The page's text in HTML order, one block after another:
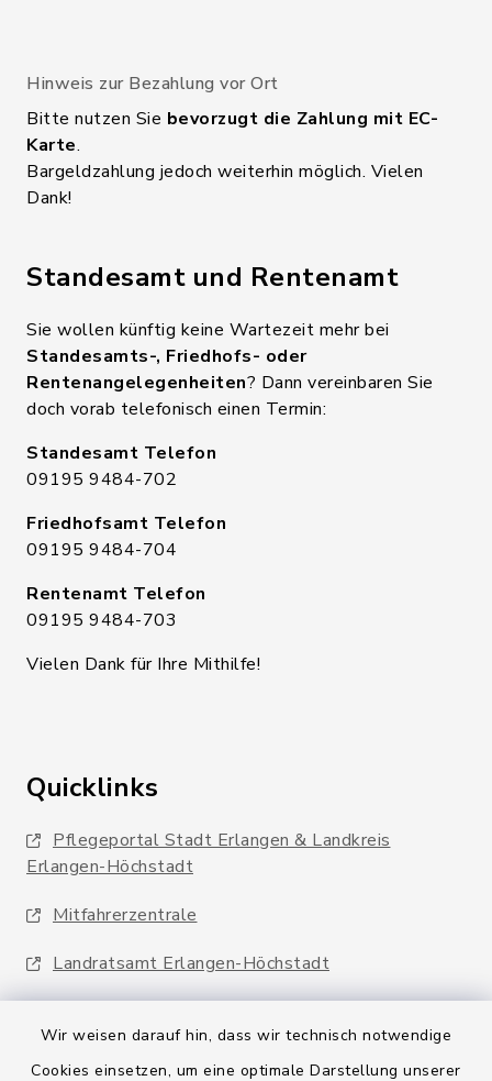
Wir weisen darauf hin, dass wir technisch notwendige
Cookies einsetzen, um eine optimale Darstellung unserer
Hinweis zur Bezahlung vor Ort
Bitte nutzen Sie bevorzugt die Zahlung mit EC-
Karte.
Bargeldzahlung jedoch weiterhin möglich. Vielen
Dank!
Standesamt und Rentenamt
Sie wollen künftig keine Wartezeit mehr bei
Standesamts-, Friedhofs- oder
Rentenangelegenheiten? Dann vereinbaren Sie
doch vorab telefonisch einen Termin:
Standesamt Telefon
09195 9484-702
Friedhofsamt Telefon
09195 9484-704
Rentenamt Telefon
09195 9484-703
Vielen Dank für Ihre Mithilfe!
Quicklinks
Pflegeportal Stadt Erlangen & Landkreis
Erlangen-Höchstadt
Mitfahrerzentrale
Landratsamt Erlangen-Höchstadt